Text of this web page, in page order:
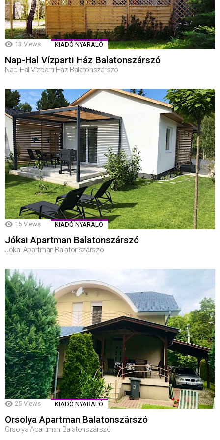
13 Views KIADÓ NYARALÓ
Nap-Hal Vízparti Ház Balatonszárszó
Nap-Hal Vízparti Ház Balatonszárszó
15 Views KIADÓ NYARALÓ
Jókai Apartman Balatonszárszó
Jókai Apartman Balatonszárszó
25 Views KIADÓ NYARALÓ
Orsolya Apartman Balatonszárszó
Orsolya Apartman Balatonszárszó